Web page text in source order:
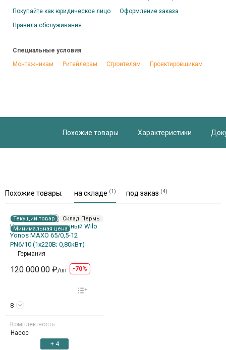
Покупайте как юридическое лицо
Оформление заказа
Правила обслуживания
Специальные условия
Монтажникам
Ритейлерам Строителям Проектировщикам
Похожие товары Характеристики
Похожие товары: на складе (1) под заказ (4)
Текущий товар
Склад Пермь
Минимальная цена
Насос циркуляционный Wilo
Yonos MAXO 65/0,5-12
PN6/10 (1х220В; 0,80кВт)
Германия
120 000.00 ₽/шт -70%
8
Комплектность
Насос
+ 4